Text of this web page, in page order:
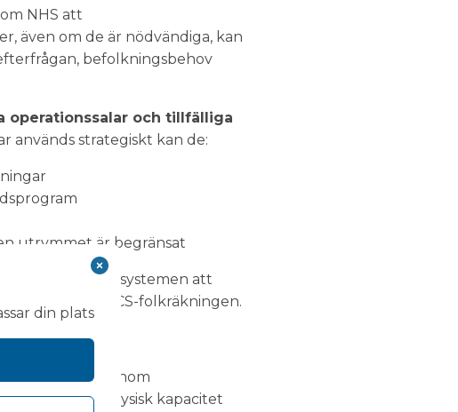
NHS att
även om de är nödvändiga, kan
befolkningsbehov
operationssalar och tillfälliga
används strategiskt kan de:
utrymmet är begränsat
det möjligt för systemen att
såsom RCS-folkräkningen.
planering
inom
tar hänsyn till fysisk kapacitet
din plats